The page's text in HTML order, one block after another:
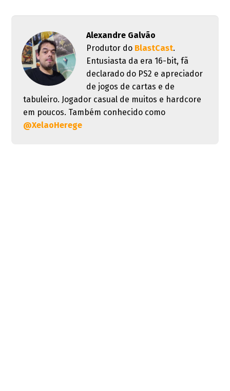
Alexandre Galvão
Produtor do BlastCast.
Entusiasta da era 16-bit, fã
declarado do PS2 e apreciador
de jogos de cartas e de
tabuleiro. Jogador casual de muitos e hardcore
em poucos. Também conhecido como
@XelaoHerege